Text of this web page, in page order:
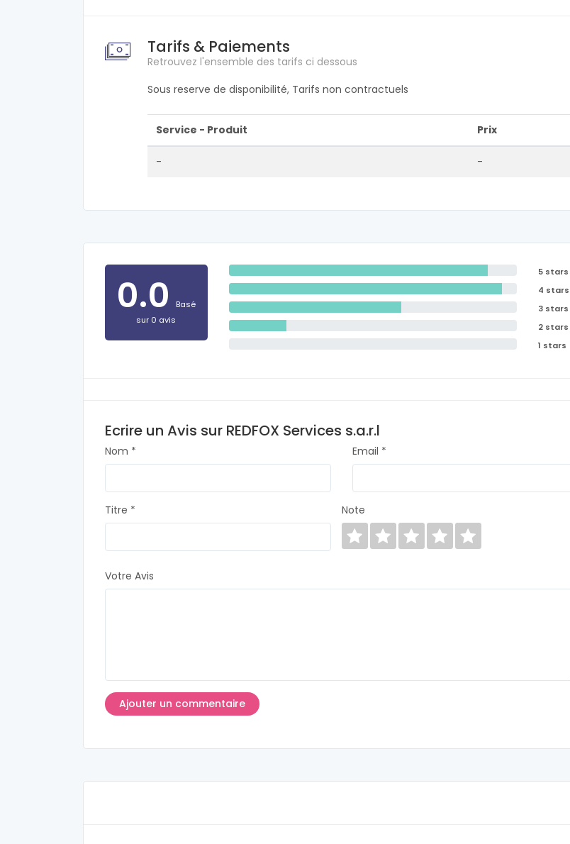
Tarifs & Paiements
Retrouvez l'ensemble des tarifs ci dessous
Sous reserve de disponibilité, Tarifs non contractuels
Service - Produit Prix
- -
0.0
Basé
sur 0 avis
5 stars
4 stars
3 stars
2 stars
1 stars
Ecrire un Avis sur REDFOX Services s.a.r.l
Nom * Email *
Titre * Note
Votre Avis